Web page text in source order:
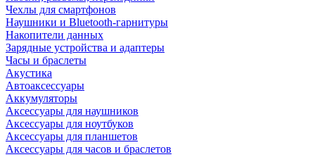
Чехлы для смартфонов
Наушники и Bluetooth-гарнитуры
Накопители данных
Зарядные устройства и адаптеры
Часы и браслеты
Акустика
Автоаксессуары
Аккумуляторы
Аксессуары для наушников
Аксессуары для ноутбуков
Аксессуары для планшетов
Аксессуары для часов и браслетов